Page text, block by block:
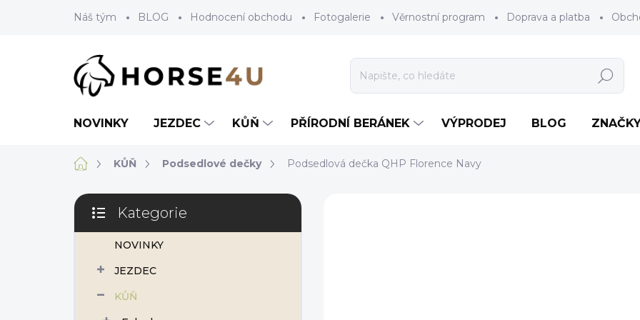
Náš tým BLOG Hodnocení obchodu Fotogalerie Věrnostní program Doprava a platba
Hledat
NOVINKY JEZDEC KŮŇ PŘÍRODNÍ BERÁNEK VÝPRODEJ BLOG
DomůKŮŇ Podsedlové dečky Podsedlová dečka QHP Florence Navy
P
s
Přeskočit
kategorie
Kategorie
NOVINKY
JEZDEC
KŮŇ